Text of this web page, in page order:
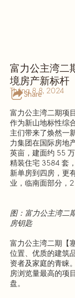
富力公主湾二
境房产新标杆
Share
Tháng 8 8, 2024
富力公主湾二期项
作为新山地标性综
主们带来了焕然一
力集团在国际房地
英亩，建面约 55
精装住宅 3584 套
新单房到四房，更
业，临南面部分，
图：富力公主湾二
房钥匙
富力公主湾二期【
位置、优质的建筑
资者及家庭的青睐
房浏览量最高的项
盘。